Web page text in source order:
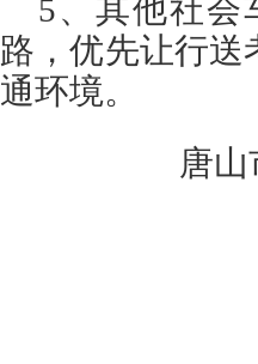
5、其他社会
路，优先让行
通环境。
唐